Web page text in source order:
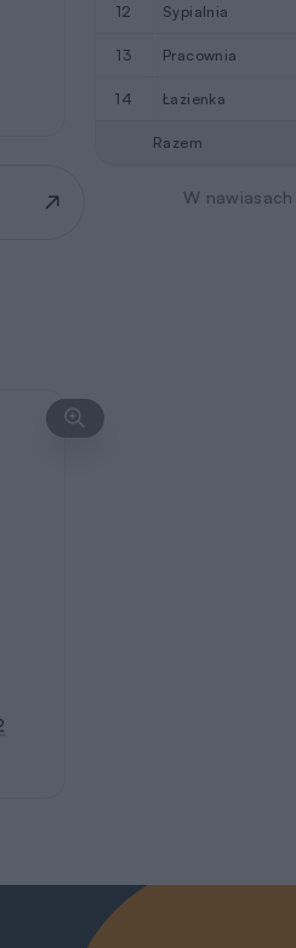
12 sypialnia
13 pracownia
14 łazienka
Razem
W